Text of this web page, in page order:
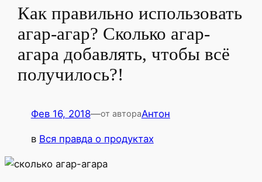
Как правильно использовать
агар-агар? Сколько агар-
агара добавлять, чтобы всё
получилось?!
Фев 16, 2018—от автораАнтон
в Вся правда о продуктах